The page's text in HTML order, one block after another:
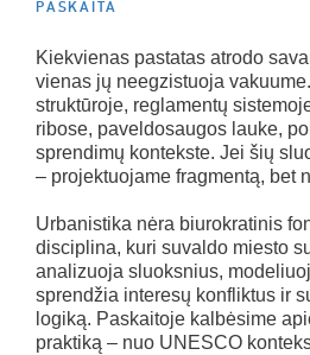
PASKAITA
Kiekvienas pastatas atrodo
vienas jų neegzistuoja
struktūroje, reglamentų
ribose, paveldosaugos lauke,
sprendimų kontekste. Jei šių
– projektuojame fragmentą, bet
Urbanistika nėra biurokratinis
disciplina, kuri suvaldo miesto
analizuoja sluoksnius,
sprendžia interesų konfliktus ir
logiką. Paskaitoje kalbėsime
praktiką – nuo UNESCO